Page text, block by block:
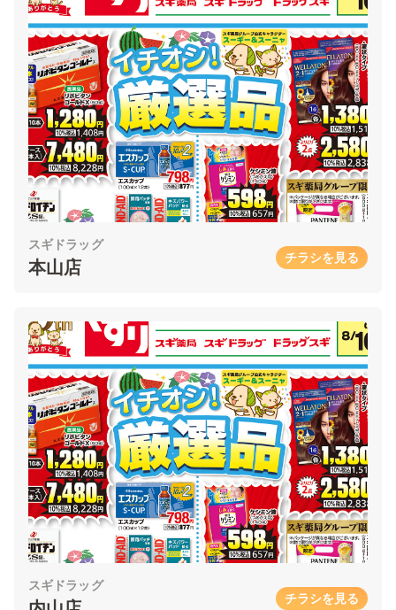
スギドラッグ
本山店 チラシを見る
スギドラッグ
チラシを見る